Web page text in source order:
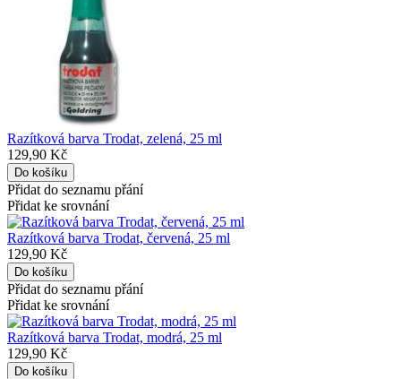
Razítková barva Trodat, zelená, 25 ml
129,90 Kč
Přidat do seznamu přání
Přidat ke srovnání
Razítková barva Trodat, červená, 25 ml
129,90 Kč
Přidat do seznamu přání
Přidat ke srovnání
Razítková barva Trodat, modrá, 25 ml
129,90 Kč